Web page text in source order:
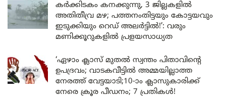
കർക്കിടകം കനക്കുന്നു, 3 ജില്ലകളിൽ
അതിതീവ്ര മഴ; പത്തനംതിട്ടയും കോട്ടയവും
ഇടുക്കിയും റെഡ് അലർട്ടിൽ!’: വരും
മണിക്കൂറുകളിൽ പ്രളയസാധ്യത
‘ഏഴാം ക്ലാസ് മുതൽ സ്വന്തം പിതാവിന്റെ
ഉപദ്രവം; വാടകവീട്ടിൽ അമ്മയില്ലാത്ത
നേരത്ത് വേട്ടയാടി;10-ാം ക്ലാസുകാരിക്ക്
നേരെ ക്രൂര പീഡനം; 7 പ്രതികൾ!